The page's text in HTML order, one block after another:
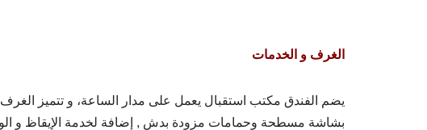
الغرف و الخدمات
يضم الفندق مكتب استقبال يعمل على مدار الساعة، و تتميز
بشاشة مسطحة وحمامات مزودة بدش , إضافة لخدمة الإيقاظ و